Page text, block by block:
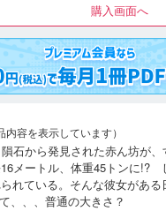
購入画面へ
内容を表示しています）
石から発見された赤ん坊が
メートル、体重45トンに!?
れている。そんな彼女があ
、、、普通の大きさ？